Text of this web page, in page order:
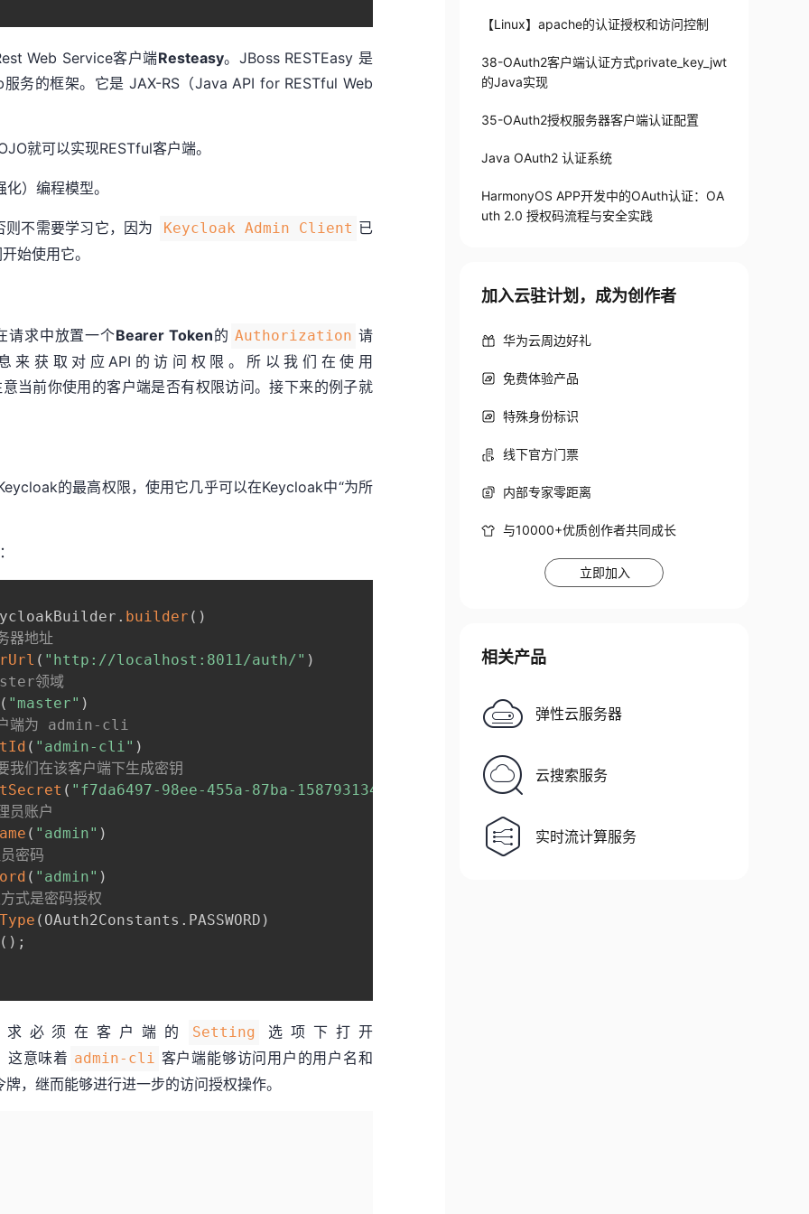
Web Service客户端Resteasy。JBoss RESTEasy 是
务的框架。它是 JAX-RS（Java API for RESTful Web
就可以实现RESTful客户端。
）编程模型。
不需要学习它，因为 Keycloak Admin Client 已
始使用它。
请求中放置一个Bearer Token的 Authorization 请
来获取对应API的访问权限。所以我们在使用
当前你使用的客户端是否有权限访问。接下来的例子就
的最高权限，使用它几乎可以在Keycloak中“为所
. builder ( )
地址
( "http://localhost:8011/auth/" )
领域
( "master" )
端为 admin-cli
( "admin-cli" )
们在该客户端下生成密钥
( "f7da6497-98ee-455a-87ba-158793134e56"
账户
( "admin" )
密码
( "admin" )
式是密码授权
( OAuth2Constants . PASSWORD )
( ) ;
必须在客户端的 Setting
选项下打开
这意味着 admin-cli 客户端能够访问用户的用户名和
，继而能够进行进一步的访问授权操作。
【Linux】apache的认证授权和访问控制
38-OAuth2客户端认证方式private_key_jwt
的Java实现
35-OAuth2授权服务器客户端认证配置
Java OAuth2 认证系统
HarmonyOS APP开发中的OAuth认证：OA
uth 2.0 授权码流程与安全实践
加入云驻计划，成为创作者
华为云周边好礼
免费体验产品
特殊身份标识
线下官方门票
内部专家零距离
与10000+优质创作者共同成长
立即加入
相关产品
弹性云服务器
云搜索服务
实时流计算服务